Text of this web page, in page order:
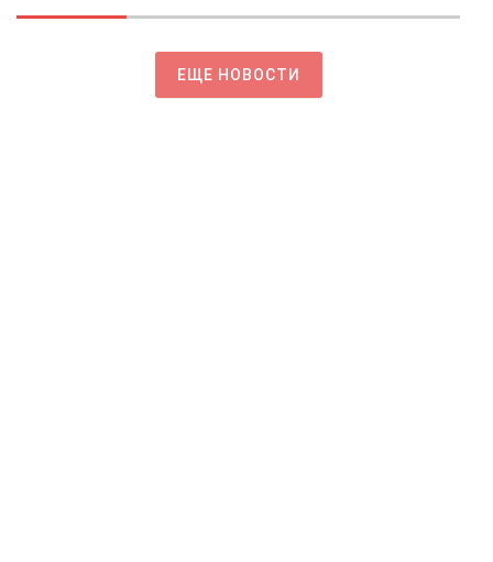
ЕЩЕ НОВОСТИ